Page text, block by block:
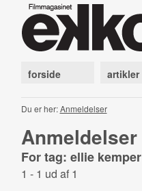
forside artikler
Du er her:Anmeldelser
Anmeldelser
For tag: ellie kemper
1 - 1 ud af 1